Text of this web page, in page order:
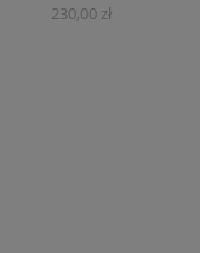
230,00 zł
dziedzictwa i
ornamentowi